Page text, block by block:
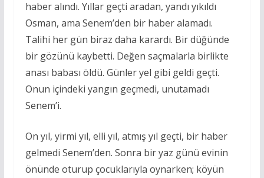
haber alındı. Yıllar geçti aradan, yandı yıkıldı
Osman, ama Senem’den bir haber alamadı.
Talihi her gün biraz daha karardı. Bir düğünde
bir gözünü kaybetti. Değen saçmalarla birlikte
anası babası öldü. Günler yel gibi geldi geçti.
Onun içindeki yangın geçmedi, unutamadı
Senem’i.
On yıl, yirmi yıl, elli yıl, atmış yıl geçti, bir haber
gelmedi Senem’den. Sonra bir yaz günü evinin
önünde oturup çocuklarıyla oynarken; köyün